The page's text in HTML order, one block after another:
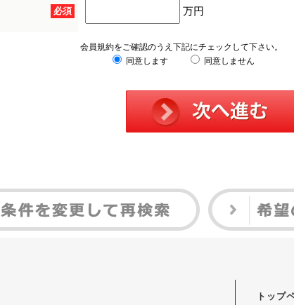
必須 万円
会員規約をご確認のうえ下記にチェックして下さい。
同意します
同意しません
トップ